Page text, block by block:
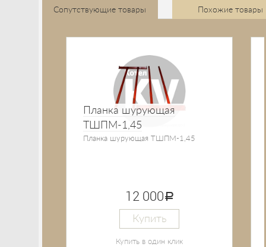
Сопутствующие товары Похожие товары
Планка шурующая
ТШПМ-1,45
Планка шурующая ТШПМ-1,45
12 000руб.
Купить
Купить в один клик